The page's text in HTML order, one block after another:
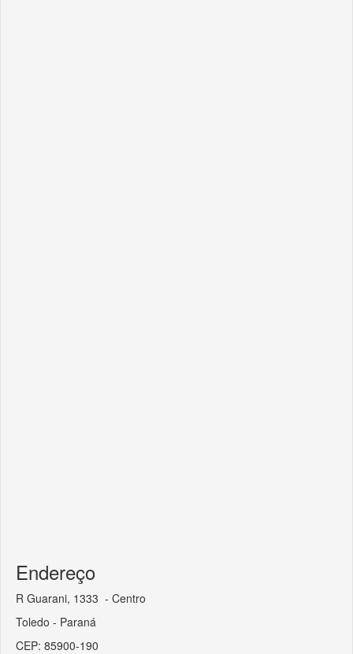
Endereço
R Guarani, 1333 - Centro
Toledo - Paraná
CEP: 85900-190